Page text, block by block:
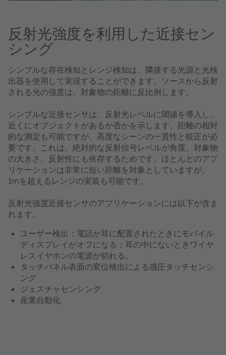
反射光強度を利用した近接セン
シング
シンプルな存在検知とレンジ検知は、隣接する光源と光検
出器を使用して実現することができます。ソースから反射
される光の強度は、対象物の距離に反比例します。
シンプルな近接センサは、反射光レベルに閾値を導入し、
近くにオブジェクトがあるか否かを示します。距離の相対
的な測定も可能ですが、高度なシーンの一貫性と較正が必
要です。これは、絶対的な反射信号レベルが角度、対象物
の大きさ、反射性にも依存するためです。ほとんどのアプ
リケーションは非常に短い距離を対象としていますが、
1mを超えるレンジの実装も可能です。
反射光強度近接センサのアプリケーションには以下が含ま
れます。
ユーザー検出：電話が耳に配置されたときにモバイル
ディスプレイがオフになる；耳の中にないときワイヤ
レスイヤホンの電源が切れる。
タッチパネル表面の変位検出による感圧タッチセンシ
ング
ジェスチャセンシング
産業自動化